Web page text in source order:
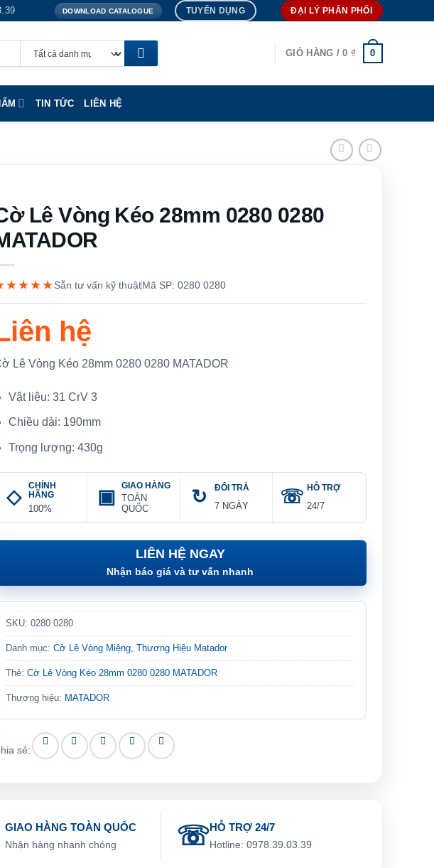
DOWNLOAD CATALOGUE TUYỂN DỤNG ĐẠI LÝ PHÂN PHỐI
GIỎ HÀNG /0 ₫ 0
TIN TỨC LIÊN HỆ
Lê Vòng Kéo 28mm 0280 0280
Sẵn tư vấn kỹ thuậtMã SP: 0280 0280
hệ
Lê Vòng Kéo 28mm 0280 0280 MATADOR
Vật liệu: 31 CrV 3
Chiều dài: 190mm
Trọng lượng: 430g
CHÍNH
HÃNG
100%
GIAO HÀNG
TOÀN
QUỐC
ĐỔI TRẢ
7 NGÀY
HỖ TRỢ
24/7
LIÊN HỆ NGAY
Nhận báo giá và tư vấn nhanh
SKU:0280 0280
Danh mục:Cờ Lê Vòng Miệng ,Thương Hiệu Matador
Thẻ:Cờ Lê Vòng Kéo 28mm 0280 0280 MATADOR
Thương hiệu: MATADOR
sẻ:
GIAO HÀNG TOÀN QUỐC
Nhận hàng nhanh chóng
HỖ TRỢ 24/7
Hotline: 0978.39.03.39